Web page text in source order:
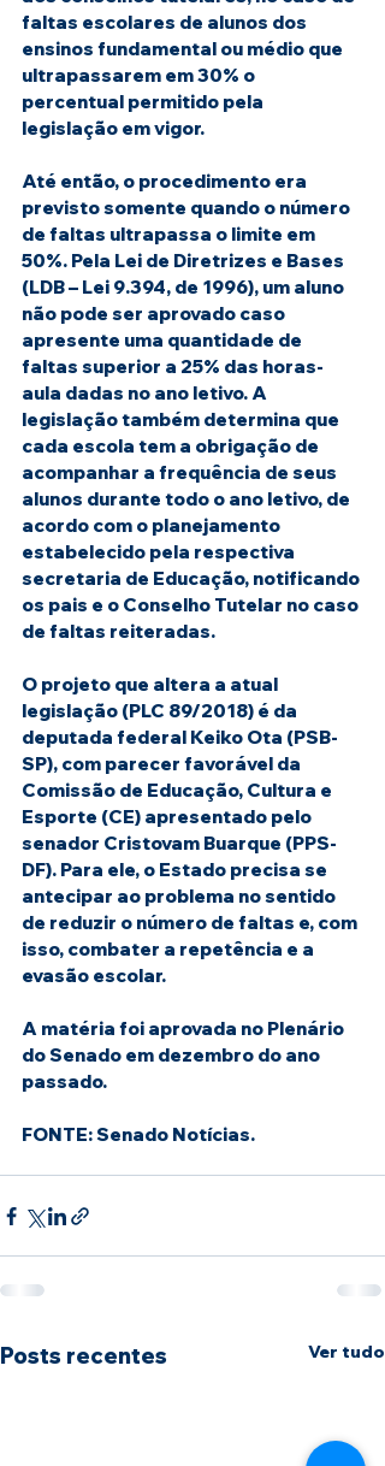
faltas escolares de alunos dos
ensinos fundamental ou médio que
ultrapassarem em 30% o
percentual permitido pela
legislação em vigor.
Até então, o procedimento era
previsto somente quando o número
de faltas ultrapassa o limite em
50%. Pela Lei de Diretrizes e Bases
(LDB – Lei 9.394, de 1996), um aluno
não pode ser aprovado caso
apresente uma quantidade de
faltas superior a 25% das horas-
aula dadas no ano letivo. A
legislação também determina que
cada escola tem a obrigação de
acompanhar a frequência de seus
alunos durante todo o ano letivo, de
acordo com o planejamento
estabelecido pela respectiva
secretaria de Educação, notificando
os pais e o Conselho Tutelar no caso
de faltas reiteradas.
O projeto que altera a atual
legislação (PLC 89/2018) é da
deputada federal Keiko Ota (PSB-
SP), com parecer favorável da
Comissão de Educação, Cultura e
Esporte (CE) apresentado pelo
senador Cristovam Buarque (PPS-
DF). Para ele, o Estado precisa se
antecipar ao problema no sentido
de reduzir o número de faltas e, com
isso, combater a repetência e a
evasão escolar.
A matéria foi aprovada no Plenário
do Senado em dezembro do ano
passado.
FONTE: Senado Notícias.
Posts recentes Ver tudo